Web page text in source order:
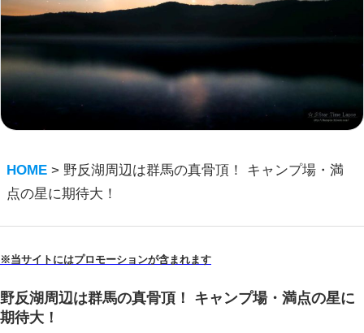
HOME > 野反湖周辺は群馬の真骨頂！ キャンプ場・満
点の星に期待大！
※当サイトにはプロモーションが含まれます
野反湖周辺は群馬の真骨頂！ キャンプ場・満点の星に
期待大！